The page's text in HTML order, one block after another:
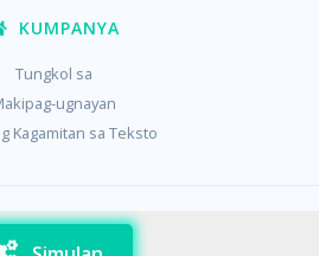
KUMPANYA
Tungkol sa
ugnayan
Kagamitan sa Teksto
Mga tuntunin / Mga cookies